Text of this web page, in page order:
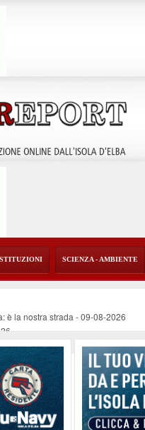
SCIENZA - AMBIENTE
è la nostra strada -09-08-2026
dopo mezza giornata. Subito
ambito umanistico e scientifico: il
Angly protagonista al Museo